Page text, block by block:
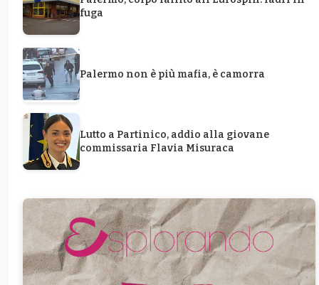
fuga
Palermo non è più mafia, è camorra
Lutto a Partinico, addio alla giovane
commissaria Flavia Misuraca